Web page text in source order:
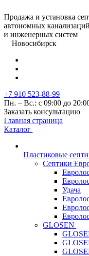
Продажа и установка
автономных канализаций
и инженерных систем
Новосибирск
+7 910 523-88-99
Пн. – Вс.: с 09:00 до
Заказать консультацию
Главная страница
Каталог
Пластиковые
Септики
Удача
GLOSEN